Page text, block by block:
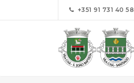
+351 91 731 40 58